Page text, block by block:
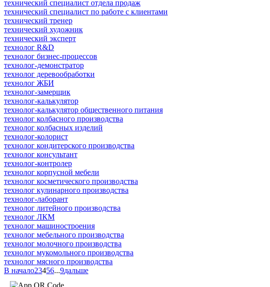
технический специалист отдела продаж
технический специалист по работе с клиентами
технический тренер
технический художник
технический эксперт
технолог R&D
технолог бизнес-процессов
технолог-демонстратор
технолог деревообработки
технолог ЖБИ
технолог-замерщик
технолог-калькулятор
технолог-калькулятор общественного питания
технолог колбасного производства
технолог колбасных изделий
технолог-колорист
технолог кондитерского производства
технолог консультант
технолог-контролер
технолог корпусной мебели
технолог косметического производства
технолог кулинарного производства
технолог-лаборант
технолог литейного производства
технолог ЛКМ
технолог машиностроения
технолог мебельного производства
технолог молочного производства
технолог мукомольного производства
технолог мясного производства
В начало23456...9дальше